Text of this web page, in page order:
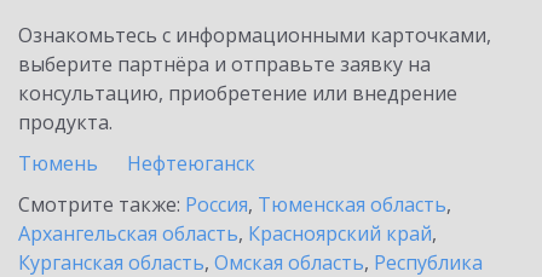
Ознакомьтесь с информационными карточками,
выберите партнёра и отправьте заявку на
консультацию, приобретение или внедрение
продукта.
Тюмень
Нефтеюганск
Смотрите также: Россия, Тюменская область,
Архангельская область, Красноярский край,
Курганская область, Омская область, Республика